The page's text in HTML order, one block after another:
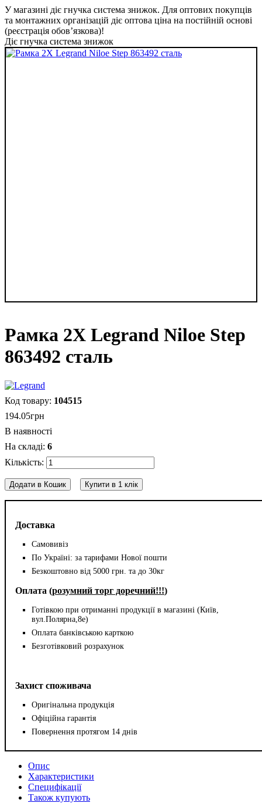
У магазині діє гнучка система знижок. Для оптових покупців
та монтажних організацій діє оптова ціна на постійній основі
(реєстрація обов’язкова)!
Діє гнучка система знижок
Рамка 2Х Legrand Niloe Step
863492 сталь
Доставка
Самовивіз
По Україні: за тарифами Нової пошти
Безкоштовно від 5000 грн. та до 30кг
Оплата (розумний торг доречний!!!)
Готівкою при отриманні продукції в магазині (Київ,
вул.Полярна,8е)
Оплата банківською карткою
Безготівковий розрахунок
Захист споживача
Оригінальна продукція
Офіційна гарантія
Повернення протягом 14 днів
104515
194.05грн
В наявності
6
Додати в Кошик Купити в 1 клік
Опис
Характеристики
Специфікації
Також купують